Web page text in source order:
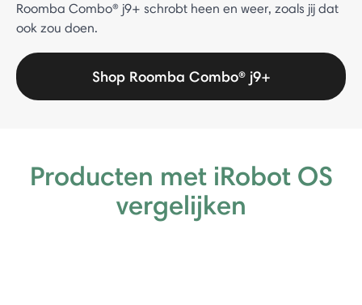
Roomba Combo® j9+ schrobt heen en weer, zoals jij dat
ook zou doen.
Shop Roomba Combo® j9+
Producten met iRobot OS
vergelijken